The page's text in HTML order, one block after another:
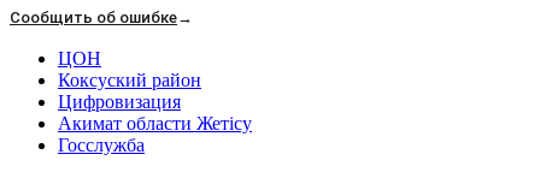
Сообщить об ошибке→
ЦОН
Коксуский район
Цифровизация
Акимат области Жетісу
Госслужба